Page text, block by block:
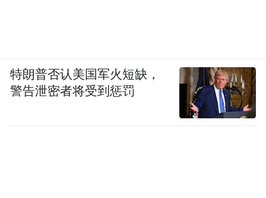
特朗普否认美国军火短缺，
警告泄密者将受到惩罚